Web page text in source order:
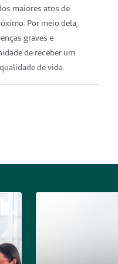
maiores atos de
Por meio dela,
graves e
de receber um
de vida.